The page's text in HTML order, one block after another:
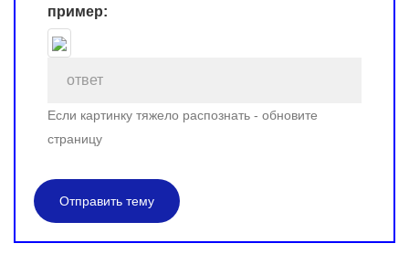
пример:
Если картинку тяжело распознать - обновите
страницу
Отправить тему